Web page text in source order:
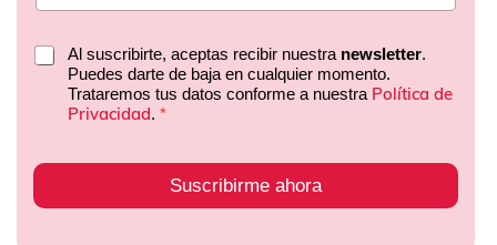
Al suscribirte, aceptas recibir nuestra newsletter.
Puedes darte de baja en cualquier momento.
Trataremos tus datos conforme a nuestra Política de
Privacidad. *
Suscribirme ahora